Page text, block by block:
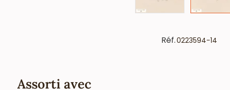
Réf.0223594-14
Assorti avec